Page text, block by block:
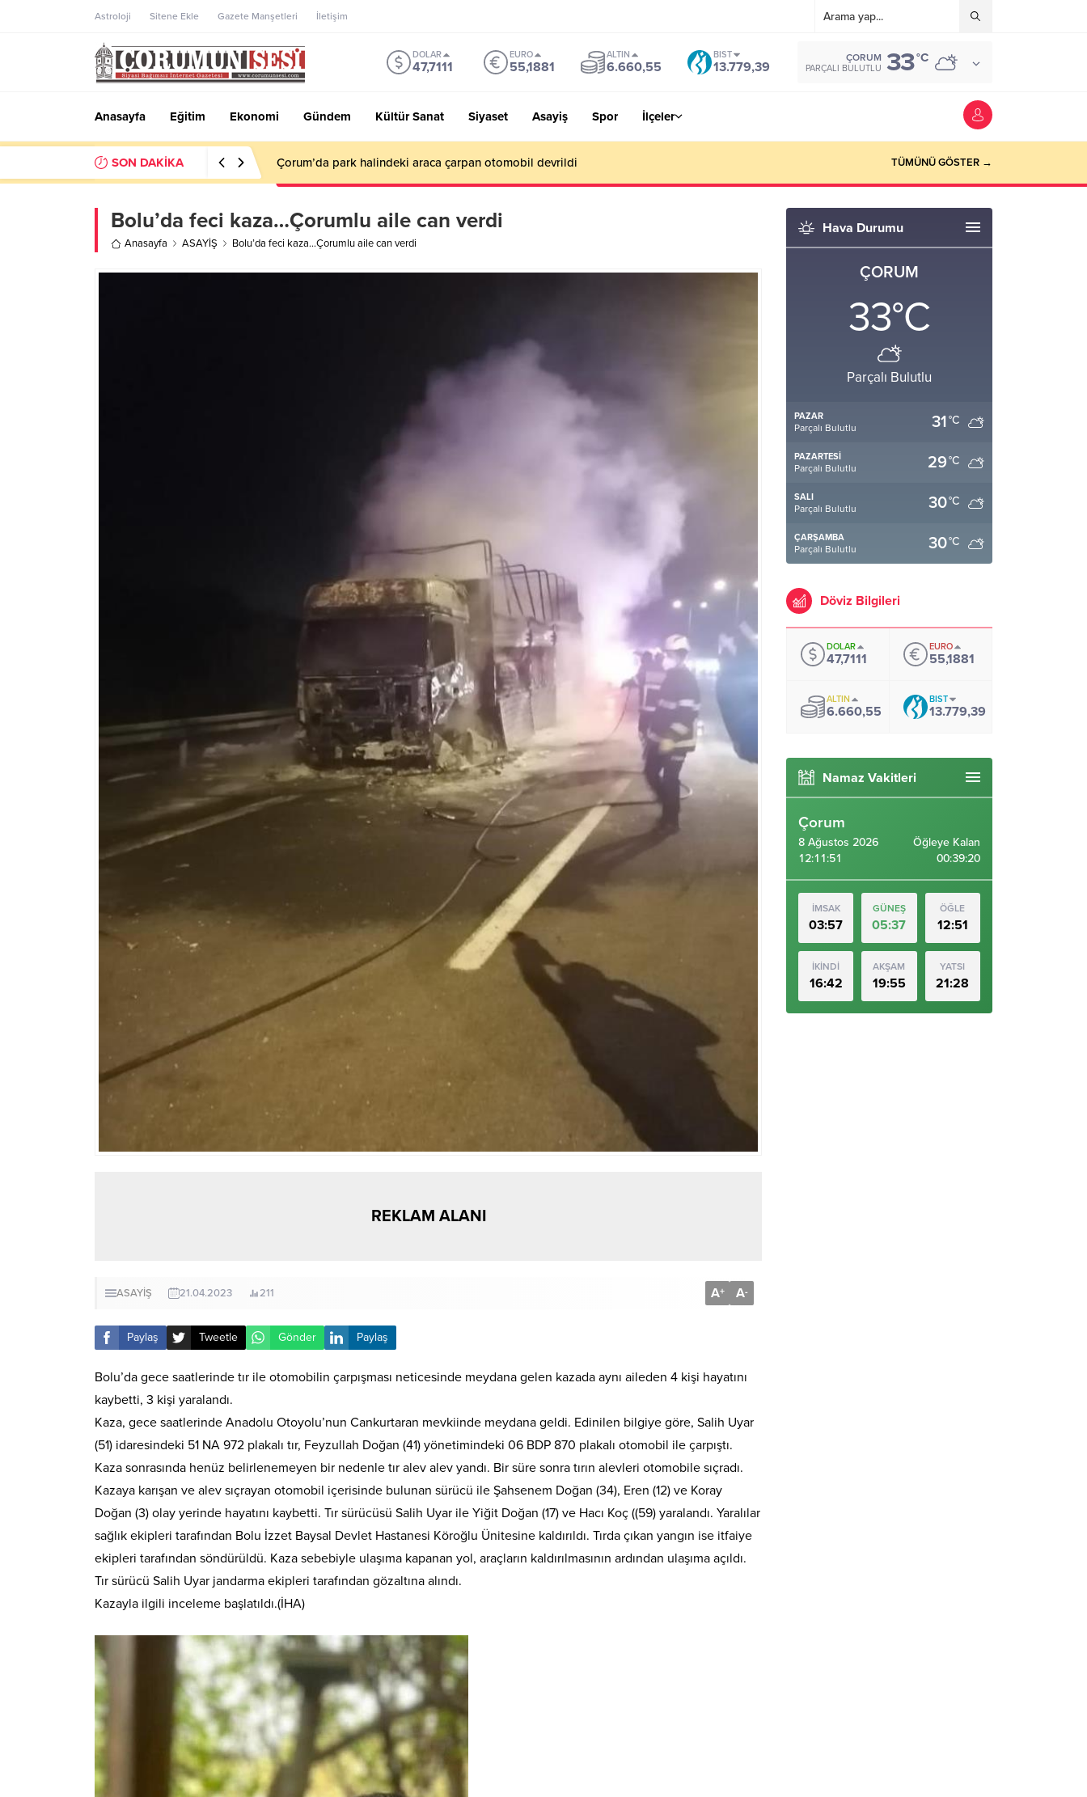
Astroloji Sitene Ekle Gazete Manşetleri İletişim
DOLAR
47,7111
EURO
55,1881
ALTIN
6.660,55
BIST
13.779,39
ÇORUM
PARÇALI BULUTLU 33°C
Anasayfa Eğitim Ekonomi Gündem Kültür Sanat Siyaset Asayiş Spor İlçeler
SON DAKİKA Savaş Balçık: “Benim hedefim Süper Lig’de bir yer değil, Avrupa’da olmak” TÜMÜNÜ GÖSTER →
Bolu’da feci kaza…Çorumlu aile can verdi
Anasayfa ASAYİŞ Bolu’da feci kaza…Çorumlu aile can verdi
REKLAM ALANI
ASAYİŞ 21.04.2023 211 A+ A-
Paylaş Tweetle Gönder Paylaş
Bolu’da gece saatlerinde tır ile otomobilin çarpışması neticesinde meydana gelen kazada aynı aileden 4 kişi hayatını
kaybetti, 3 kişi yaralandı.
Kaza, gece saatlerinde Anadolu Otoyolu’nun Cankurtaran mevkiinde meydana geldi. Edinilen bilgiye göre, Salih Uyar
(51) idaresindeki 51 NA 972 plakalı tır, Feyzullah Doğan (41) yönetimindeki 06 BDP 870 plakalı otomobil ile çarpıştı.
Kaza sonrasında henüz belirlenemeyen bir nedenle tır alev alev yandı. Bir süre sonra tırın alevleri otomobile sıçradı.
Kazaya karışan ve alev sıçrayan otomobil içerisinde bulunan sürücü ile Şahsenem Doğan (34), Eren (12) ve Koray
Doğan (3) olay yerinde hayatını kaybetti. Tır sürücüsü Salih Uyar ile Yiğit Doğan (17) ve Hacı Koç ((59) yaralandı. Yaralılar
sağlık ekipleri tarafından Bolu İzzet Baysal Devlet Hastanesi Köroğlu Ünitesine kaldırıldı. Tırda çıkan yangın ise itfaiye
ekipleri tarafından söndürüldü. Kaza sebebiyle ulaşıma kapanan yol, araçların kaldırılmasının ardından ulaşıma açıldı.
Tır sürücü Salih Uyar jandarma ekipleri tarafından gözaltına alındı.
Kazayla ilgili inceleme başlatıldı.(İHA)
Hava Durumu
ÇORUM
33°C
Parçalı Bulutlu
PAZAR
Parçalı Bulutlu 31°C
PAZARTESI
Parçalı Bulutlu 29°C
SALI
Parçalı Bulutlu 30°C
ÇARŞAMBA
Parçalı Bulutlu 30°C
Döviz Bilgileri
DOLAR
47,7111
EURO
55,1881
ALTIN
6.660,55
BIST
13.779,39
Namaz Vakitleri
Çorum
8 Ağustos 2026
12:11:53
Öğleye Kalan
00:39:18
İMSAK
03:57
GÜNEŞ
05:37
ÖĞLE
12:51
İKİNDİ
16:42
AKŞAM
19:55
YATSI
21:28